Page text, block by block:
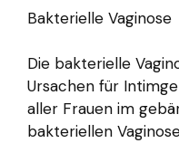
Bakterielle Vaginose
Die bakterielle
Ursachen für
aller Frauen im
bakteriellen